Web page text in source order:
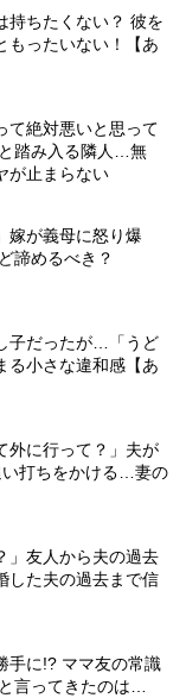
持ちたくない？ 彼を
もったいない！【あ
て絶対悪いと思って
踏み入る隣人…無
が止まらない
嫁が義母に怒り爆
諦めるべき？
子だったが…「うど
る小さな違和感【あ
外に行って？」夫が
い打ちをかける…妻の
」友人から夫の過去
した夫の過去まで信
手に!? ママ友の常識
言ってきたのは…